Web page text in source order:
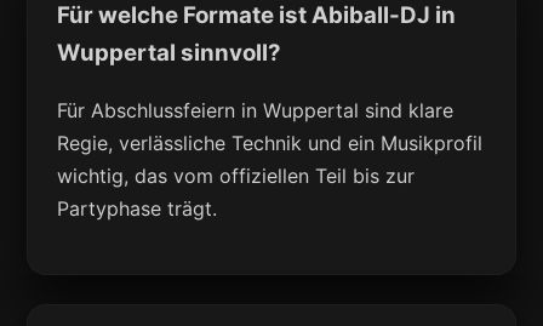
Für welche Formate ist Abiball-DJ in
Wuppertal sinnvoll?
Für Abschlussfeiern in Wuppertal sind klare
Regie, verlässliche Technik und ein Musikprofil
wichtig, das vom offiziellen Teil bis zur
Partyphase trägt.